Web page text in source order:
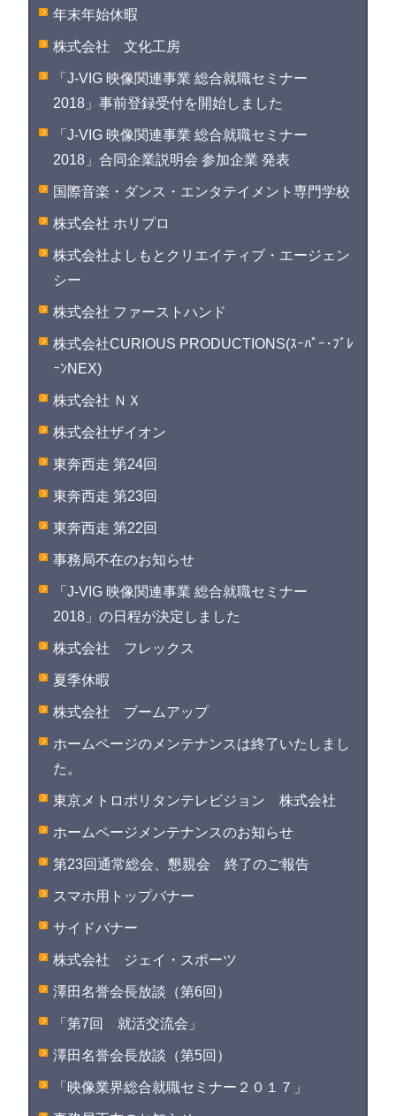
年末年始休暇
株式会社 文化工房
「J-VIG 映像関連事業 総合就職セミナー
2018」事前登録受付を開始しました
「J-VIG 映像関連事業 総合就職セミナー
2018」合同企業説明会 参加企業 発表
国際音楽・ダンス・エンタテイメント専門学校
株式会社 ホリプロ
株式会社よしもとクリエイティブ・エージェン
シー
株式会社 ファーストハンド
株式会社CURIOUS PRODUCTIONS(ｽｰﾊﾟｰ･ﾌﾞﾚ
ｰﾝNEX)
株式会社 ＮＸ
株式会社ザイオン
東奔西走 第24回
東奔西走 第23回
東奔西走 第22回
事務局不在のお知らせ
「J-VIG 映像関連事業 総合就職セミナー
2018」の日程が決定しました
株式会社 フレックス
夏季休暇
株式会社 ブームアップ
ホームページのメンテナンスは終了いたしまし
た。
東京メトロポリタンテレビジョン 株式会社
ホームページメンテナンスのお知らせ
第23回通常総会、懇親会 終了のご報告
スマホ用トップバナー
サイドバナー
株式会社 ジェイ・スポーツ
澤田名誉会長放談（第6回）
「第7回 就活交流会」
澤田名誉会長放談（第5回）
「映像業界総合就職セミナー２０１７」